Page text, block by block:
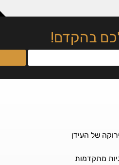
בהקדם!
של העידן
מתקדמות